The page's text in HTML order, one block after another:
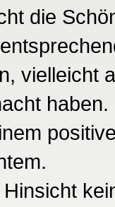
die
vielleicht
haben.